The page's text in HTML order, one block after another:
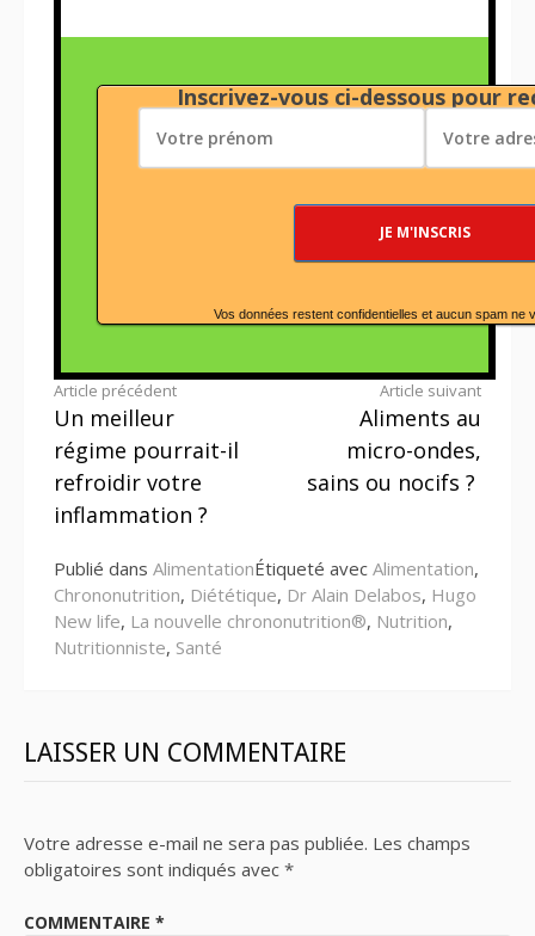
Inscrivez-vous ci-dessous pour
Vos données restent confidentielles et aucun spam ne
Lire
la
suite
Article précédent
Un meilleur
régime pourrait-il
refroidir votre
inflammation ?
Article suivant
Aliments au
micro-ondes,
sains ou nocifs ?
Publié dans AlimentationÉtiqueté avec Alimentation,
Chrononutrition, Diététique, Dr Alain Delabos, Hugo
New life, La nouvelle chrononutrition®, Nutrition,
Nutritionniste, Santé
LAISSER UN COMMENTAIRE
Votre adresse e-mail ne sera pas publiée. Les champs
obligatoires sont indiqués avec *
COMMENTAIRE *